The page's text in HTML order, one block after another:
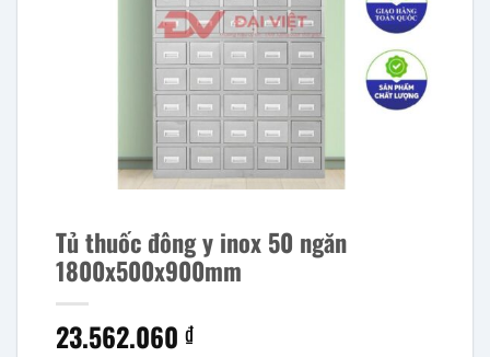
Tủ thuốc đông y inox 50 ngăn
1800x500x900mm
23.562.060 ₫